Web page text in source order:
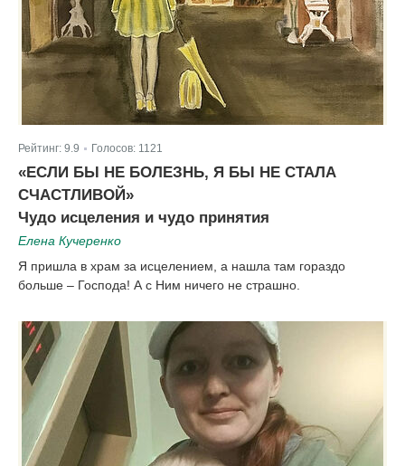
Рейтинг: 9.9 Голосов: 1121
«ЕСЛИ БЫ НЕ БОЛЕЗНЬ, Я БЫ НЕ СТАЛА
СЧАСТЛИВОЙ»
Чудо исцеления и чудо принятия
Елена Кучеренко
Я пришла в храм за исцелением, а нашла там гораздо
больше – Господа! А с Ним ничего не страшно.